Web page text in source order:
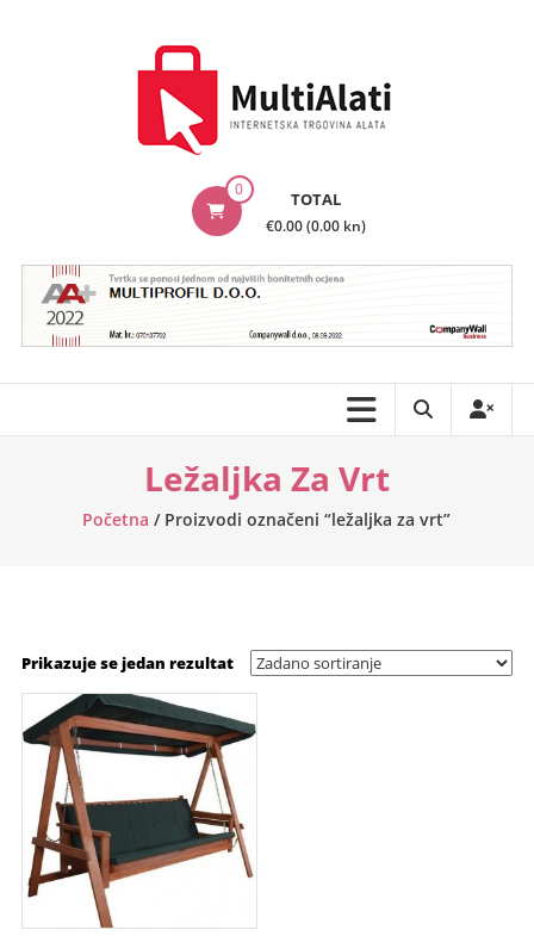
Internetska
trgovina
alata
0 TOTAL
€0.00 (0.00 kn)
Ležaljka Za Vrt
Početna / Proizvodi označeni “ležaljka za vrt”
Prikazuje se jedan rezultat